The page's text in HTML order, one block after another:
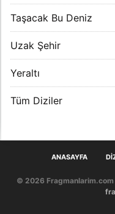
Taşacak Bu Deniz
Uzak Şehir
Yeraltı
Tüm Diziler
ANASAYFA
© 2026 Fragmanlarim.com